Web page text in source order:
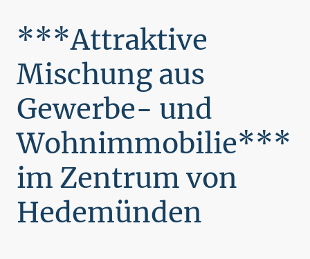
***Attraktive
Mischung aus
Gewerbe- und
Wohnimmobilie***
im Zentrum von
Hedemünden